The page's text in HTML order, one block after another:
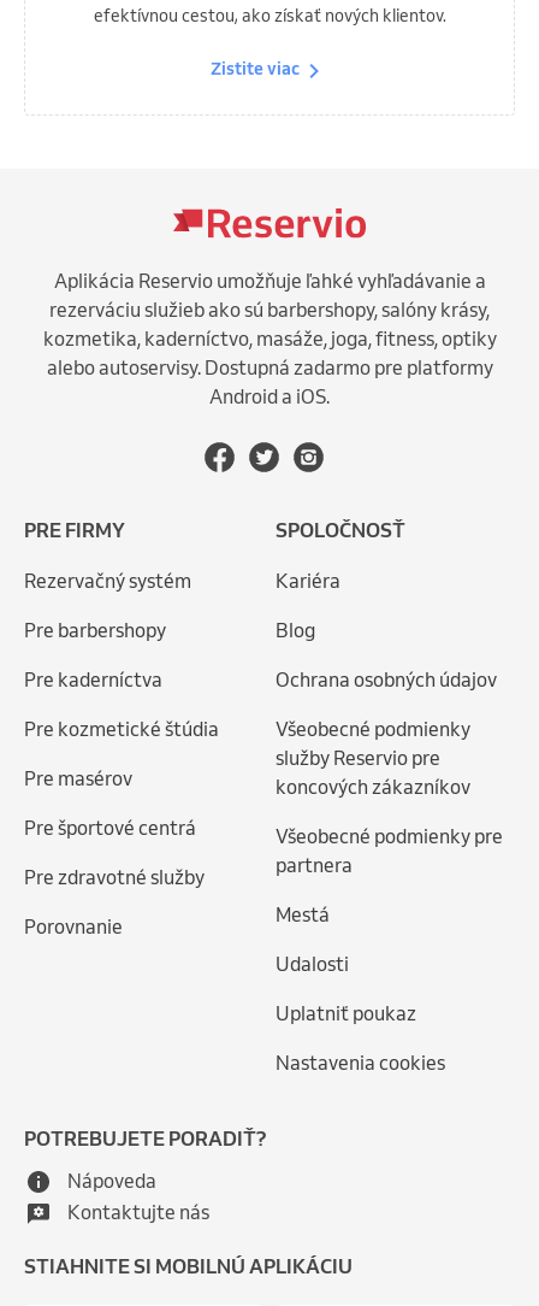
efektívnou cestou, ako získať nových klientov.
Zistite viac
Aplikácia Reservio umožňuje ľahké vyhľadávanie a
rezerváciu služieb ako sú barbershopy, salóny krásy,
kozmetika, kaderníctvo, masáže, joga, fitness, optiky
alebo autoservisy. Dostupná zadarmo pre platformy
Android a iOS.
PRE FIRMY
Rezervačný systém
Pre barbershopy
Pre kaderníctva
Pre kozmetické štúdia
Pre masérov
Pre športové centrá
Pre zdravotné služby
Porovnanie
SPOLOČNOSŤ
Kariéra
Blog
Ochrana osobných údajov
Všeobecné podmienky
služby Reservio pre
koncových zákazníkov
Všeobecné podmienky pre
partnera
Mestá
Udalosti
Uplatniť poukaz
Nastavenia cookies
POTREBUJETE PORADIŤ?
Nápoveda
Kontaktujte nás
STIAHNITE SI MOBILNÚ APLIKÁCIU